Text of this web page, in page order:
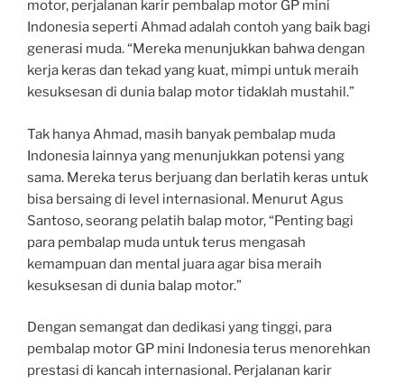
motor, perjalanan karir pembalap motor GP mini
Indonesia seperti Ahmad adalah contoh yang baik bagi
generasi muda. “Mereka menunjukkan bahwa dengan
kerja keras dan tekad yang kuat, mimpi untuk meraih
kesuksesan di dunia balap motor tidaklah mustahil.”
Tak hanya Ahmad, masih banyak pembalap muda
Indonesia lainnya yang menunjukkan potensi yang
sama. Mereka terus berjuang dan berlatih keras untuk
bisa bersaing di level internasional. Menurut Agus
Santoso, seorang pelatih balap motor, “Penting bagi
para pembalap muda untuk terus mengasah
kemampuan dan mental juara agar bisa meraih
kesuksesan di dunia balap motor.”
Dengan semangat dan dedikasi yang tinggi, para
pembalap motor GP mini Indonesia terus menorehkan
prestasi di kancah internasional. Perjalanan karir